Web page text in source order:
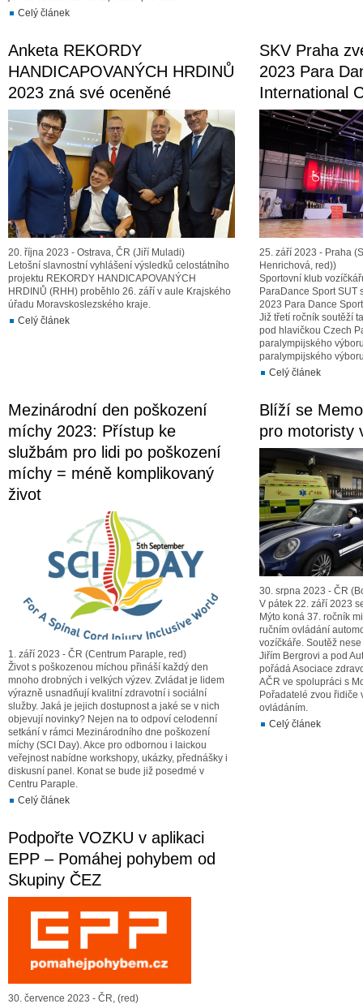
Celý článek
Anketa REKORDY
HANDICAPOVANÝCH HRDINŮ
2023 zná své oceněné
20. října 2023 - Ostrava, ČR (Jiří Muladi)
Letošní slavnostní vyhlášení výsledků celostátního
projektu REKORDY HANDICAPOVANÝCH
HRDINŮ (RHH) proběhlo 26. září v aule Krajského
úřadu Moravskoslezského kraje.
Celý článek
SKV Praha
2023 Para
International
25. září 2023 - Praha
Henrichová, red))
Sportovní klub
ParaDance Sport SUT
2023 Para Dance
Již třetí ročník soutěží
pod hlavičkou Czech
paralympijského
paralympijského
Celý článek
Mezinárodní den poškození
míchy 2023: Přístup ke
službám pro lidi po poškození
míchy = méně komplikovaný
život
1. září 2023 - ČR (Centrum Paraple, red)
Život s poškozenou míchou přináší každý den
mnoho drobných i velkých výzev. Zvládat je lidem
výrazně usnadňují kvalitní zdravotní i sociální
služby. Jaká je jejich dostupnost a jaké se v nich
objevují novinky? Nejen na to odpoví celodenní
setkání v rámci Mezinárodního dne poškození
míchy (SCI Day). Akce pro odbornou i laickou
veřejnost nabídne workshopy, ukázky, přednášky i
diskusní panel. Konat se bude již posedmé v
Centru Paraple.
Celý článek
Blíží se
pro motoristy
30. srpna 2023 - ČR
V pátek 22. září 2023
Mýto koná 37. ročník
ručním ovládání
vozíčkáře. Soutěž
Jiřím Bergrovi a pod
pořádá Asociace
AČR ve spolupráci s
Pořadatelé zvou řidiče
ovládáním.
Celý článek
Podpořte VOZKU v aplikaci
EPP – Pomáhej pohybem od
Skupiny ČEZ
30. července 2023 - ČR, (red)